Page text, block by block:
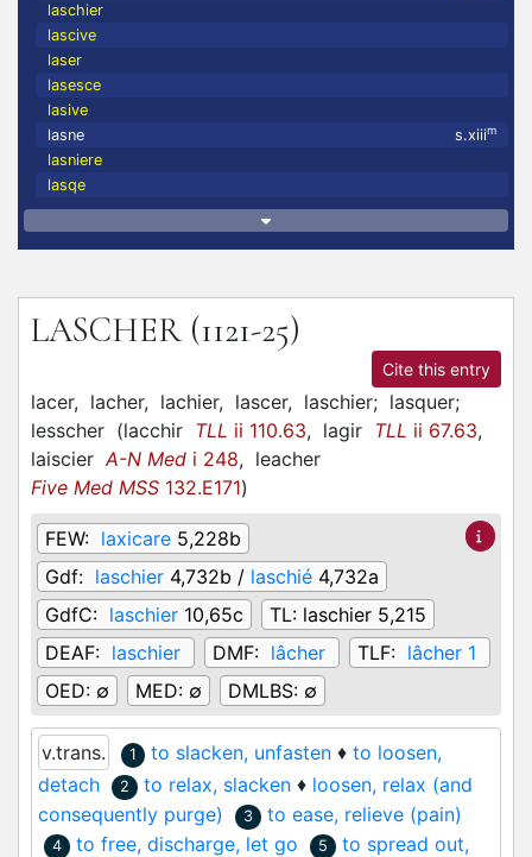
laschier
lascive
laser
lasesce
lasive
lasne
s.xiiim
lasniere
lasqe
LASCHER (1121-25)
Cite this entry
lacer, lacher, lachier, lascer, laschier; lasquer;
lesscher (lacchir TLL ii 110.63, lagir TLL ii 67.63,
laiscier A-N Med i 248, leacher
Five Med MSS 132.E171)
FEW: laxicare 5,228b
Gdf: laschier 4,732b / laschié 4,732a
GdfC: laschier 10,65c TL: laschier 5,215
DEAF: laschier DMF: lâcher TLF: lâcher 1
OED: ∅ MED: ∅ DMLBS: ∅
v.trans. 1 to slacken, unfasten ♦ to loosen,
detach
2 to relax, slacken ♦ loosen, relax (and
consequently purge)
3 to ease, relieve (pain)
4 to free, discharge, let go 5
to spread out,